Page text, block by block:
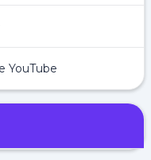
YouTube